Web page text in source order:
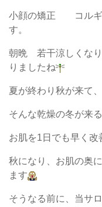
小顔の矯正 コル
す。
朝晩 若干涼しくなり
りましたね
夏が終わり秋が来て
そんな乾燥の冬が来る
お肌を1日でも早く改
秋になり、お肌の奥
ます
そうなる前に、当サ